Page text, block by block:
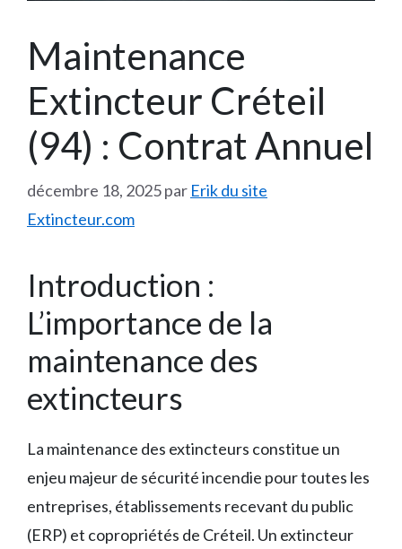
Maintenance
Extincteur Créteil
(94) : Contrat Annuel
décembre 18, 2025par Erik du site
Extincteur.com
Introduction :
L’importance de la
maintenance des
extincteurs
La maintenance des extincteurs constitue un
enjeu majeur de sécurité incendie pour toutes les
entreprises, établissements recevant du public
(ERP) et copropriétés de Créteil. Un extincteur